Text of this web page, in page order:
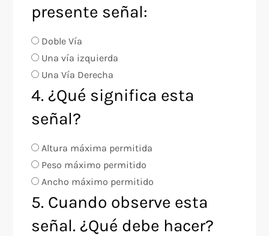
presente señal:
Doble Vía
Una vía izquierda
Una Vía Derecha
4. ¿Qué significa esta
señal?
Altura máxima permitida
Peso máximo permitido
Ancho máximo permitido
5. Cuando observe esta
señal. ¿Qué debe hacer?